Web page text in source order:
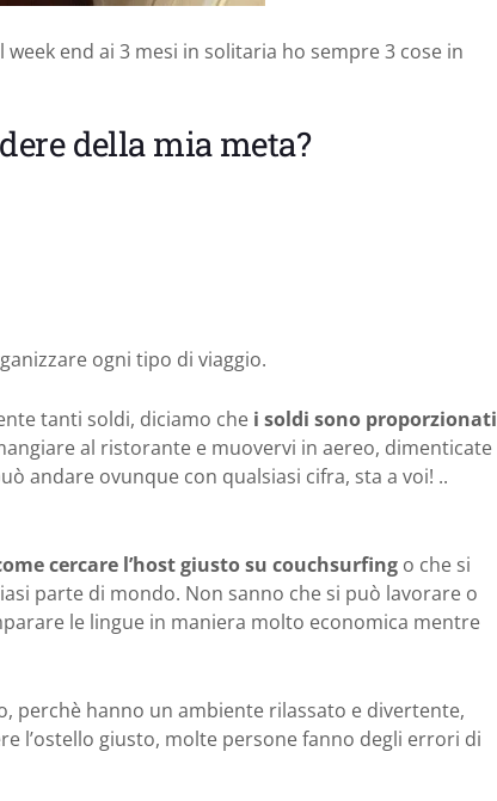
end ai 3 mesi in solitaria ho sempre 3 cose in
della mia meta?
ogni tipo di viaggio.
tanti soldi, diciamo che i soldi sono proporzionati
al ristorante e muovervi in aereo, dimenticate
andare ovunque con qualsiasi cifra, sta a voi! ..
cercare l’host giusto su couchsurfing o che si
parte di mondo. Non sanno che si può lavorare o
le lingue in maniera molto economica mentre
perchè hanno un ambiente rilassato e divertente,
l’ostello giusto, molte persone fanno degli errori di